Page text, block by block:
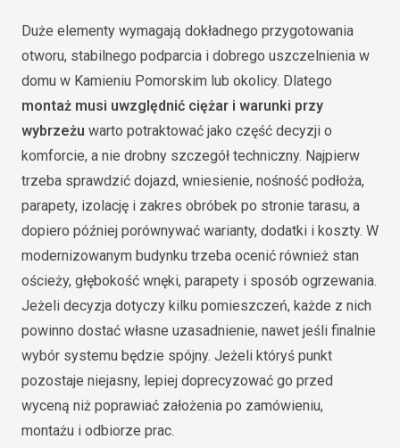
Duże elementy wymagają dokładnego przygotowania
otworu, stabilnego podparcia i dobrego uszczelnienia w
domu w Kamieniu Pomorskim lub okolicy. Dlatego
montaż musi uwzględnić ciężar i warunki przy
wybrzeżu warto potraktować jako część decyzji o
komforcie, a nie drobny szczegół techniczny. Najpierw
trzeba sprawdzić dojazd, wniesienie, nośność podłoża,
parapety, izolację i zakres obróbek po stronie tarasu, a
dopiero później porównywać warianty, dodatki i koszty. W
modernizowanym budynku trzeba ocenić również stan
ościeży, głębokość wnęki, parapety i sposób ogrzewania.
Jeżeli decyzja dotyczy kilku pomieszczeń, każde z nich
powinno dostać własne uzasadnienie, nawet jeśli finalnie
wybór systemu będzie spójny. Jeżeli któryś punkt
pozostaje niejasny, lepiej doprecyzować go przed
wyceną niż poprawiać założenia po zamówieniu,
montażu i odbiorze prac.